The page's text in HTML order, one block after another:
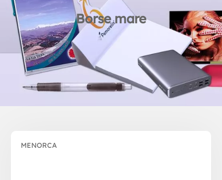
Borse mare
MENORCA